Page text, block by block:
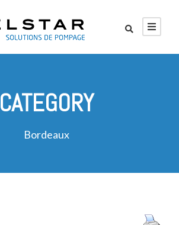
CATEGORY
Bordeaux